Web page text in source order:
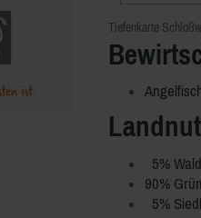
Tiefenkarte
5% Wald
90%
5%